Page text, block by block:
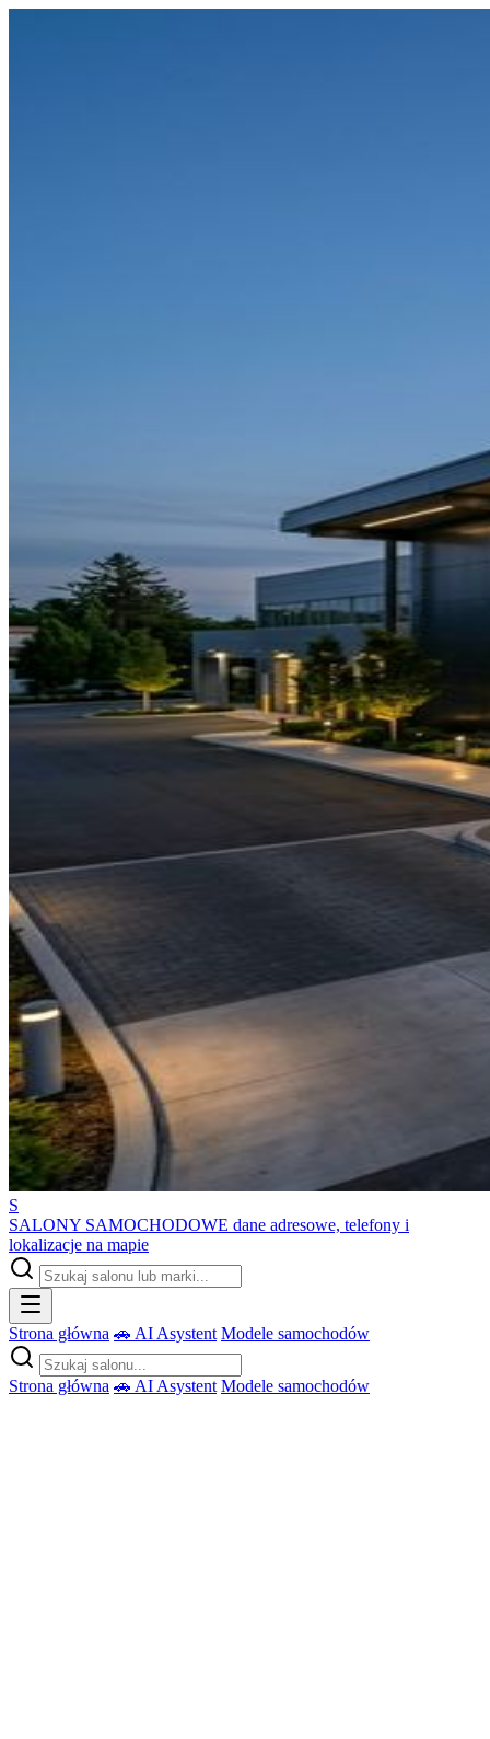
S
SALONY SAMOCHODOWE dane adresowe, telefony i
lokalizacje na mapie
Strona główna 🚗 AI Asystent Modele samochodów
Strona główna 🚗 AI Asystent Modele samochodów